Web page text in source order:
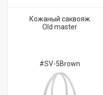
Кожаный саквояж
Old master
#SV-5Brown